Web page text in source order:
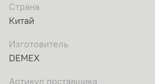
Страна
Китай
Изготовитель
DEMEX
Артикул поставщика